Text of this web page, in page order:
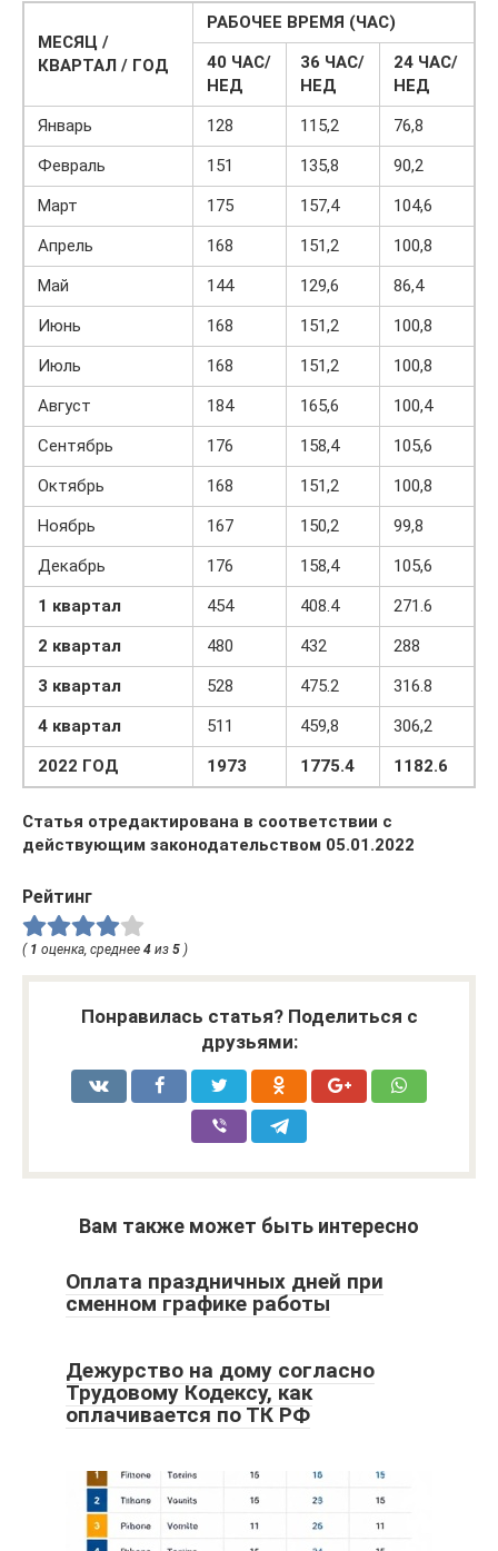
МЕСЯЦ /
КВАРТАЛ / ГОД
РАБОЧЕЕ ВРЕМЯ (ЧАС)
40 ЧАС/
НЕД
36 ЧАС/
НЕД
24 ЧАС/
НЕД
Январь
128 115,2
76,8
Февраль
151 135,8
90,2
Март
175 157,4
104,6
Апрель
168 151,2
100,8
Май
144 129,6
86,4
Июнь
168 151,2
100,8
Июль
168 151,2
100,8
Август
184 165,6
100,4
Сентябрь
176 158,4
105,6
Октябрь
168 151,2
100,8
Ноябрь
167 150,2
99,8
Декабрь
176 158,4
105,6
1 квартал
454 408.4
271.6
2 квартал
480 432
288
3 квартал
528 475.2
316.8
4 квартал
511 459,8
306,2
2022 ГОД 1973 1775.4 1182.6
Статья отредактирована в соответствии с
действующим законодательством 05.01.2022
Рейтинг
( 1 оценка, среднее 4 из 5 )
Понравилась статья? Поделиться с
друзьями:
Вам также может быть интересно
Оплата праздничных дней при
сменном графике работы
Дежурство на дому согласно
Трудовому Кодексу, как
оплачивается по ТК РФ